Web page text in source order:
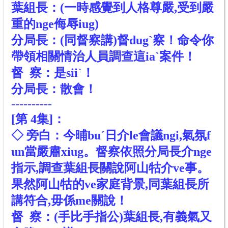
葉組長：(一時感覺到人格尊嚴,受到嚴
重的nge侮辱iug)
分局長：(同督察講)督dugˋ察！命令你
帶領相關情治人員調查這iaˋ案件！
督 察：是siiˋ！
分局長：散會！
----------
[第 4集] ：
◇ 旁白：今晡buˊ日介le會議ngi,氣氛f
un當嚴肅xiug。督察依照分局長介nge
指示,調查葉組長關說阿山牯介ve事。
果然阿山牯的ve家庭背景,同葉組長所
講符合,毋係me關說！
督 察：(手比手指公)葉組長,有義氣又